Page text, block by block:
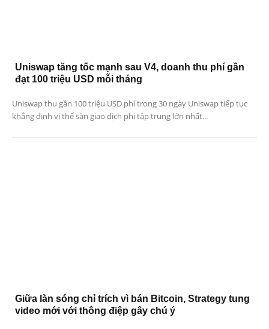
Uniswap tăng tốc mạnh sau V4, doanh thu phí gần
đạt 100 triệu USD mỗi tháng
Uniswap thu gần 100 triệu USD phí trong 30 ngày Uniswap tiếp tục
khẳng định vị thế sàn giao dịch phi tập trung lớn nhất...
Giữa làn sóng chỉ trích vì bán Bitcoin, Strategy tung
video mới với thông điệp gây chú ý